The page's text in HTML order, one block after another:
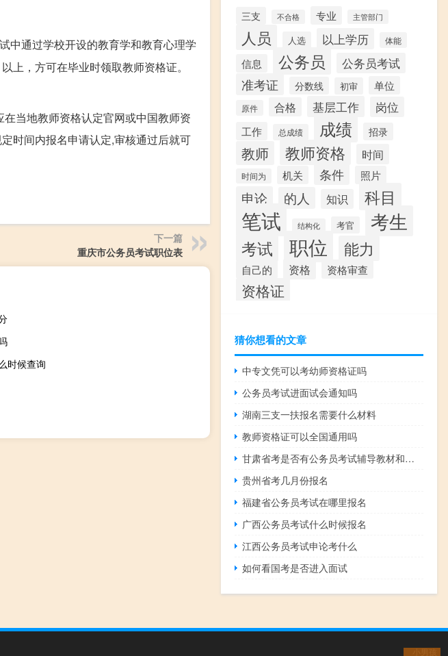
中通过学校开设的教育学和教育心理学
上，方可在毕业时领取教师资格证。
当地教师资格认定官网或中国教师资
时间内报名申请认定,审核通过后就可
下一篇
重庆市公务员考试职位表
时候查询
三支 不合格 专业 主管部门
人员 人选 以上学历 体能
信息 公务员 公务员考试
准考证 分数线 初审 单位
原件 合格 基层工作 岗位
工作 总成绩 成绩 招录
教师 教师资格 时间
时间为 机关 条件 照片
申论 的人 知识 科目
笔试 结构化 考官 考生
考试 职位 能力
自己的 资格 资格审查
资格证
猜你想看的文章
中专文凭可以考幼师资格证吗
公务员考试进面试会通知吗
湖南三支一扶报名需要什么材料
教师资格证可以全国通用吗
甘肃省考是否有公务员考试辅导教材和培训班
贵州省考几月份报名
福建省公务员考试在哪里报名
广西公务员考试什么时候报名
江西公务员考试申论考什么
如何看国考是否进入面试
小男孩